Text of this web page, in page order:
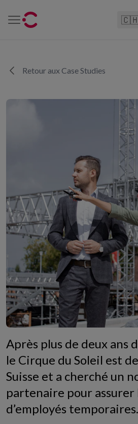
Retour aux Case Studies
Après plus de deux ans
le Cirque du Soleil est
Suisse et a cherché un
partenaire pour
d’employés temporaires.